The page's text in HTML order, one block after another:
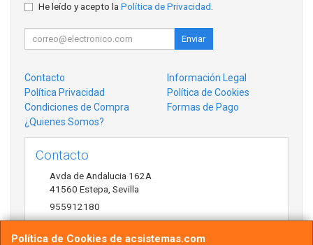
Política de Cookies de acsistemas.com
He leído y acepto laPolítica de Privacidad.
Enviar
Contacto
Información Legal
Política Privacidad
Política de Cookies
Condiciones de Compra
Formas de Pago
¿Quienes Somos?
Contacto
Avda de Andalucia 162A
41560 Estepa, Sevilla
955912180
antonio@acsistemas.com